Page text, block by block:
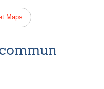
Maps